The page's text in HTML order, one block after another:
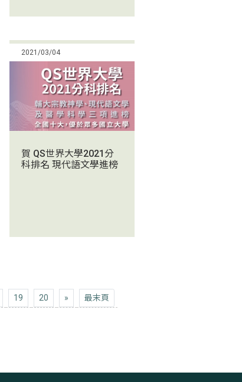
2021/03/04
賀 QS世界大學2021分
科排名 現代語文學進榜
19 20 » 下十頁最末頁